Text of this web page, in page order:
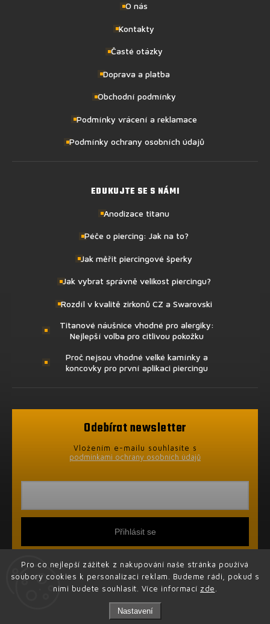
Pro co nejlepší zážitek z nakupování naše stránka používá
soubory cookies k personalizaci reklam. Budeme rádi, pokud s
nimi budete souhlasit. Více informací zde
Nastavení
O nás
Kontakty
Časté otázky
Doprava a platba
Obchodní podmínky
Podmínky vrácení a reklamace
Podmínky ochrany osobních údajů
EDUKUJTE SE S NÁMI
Anodizace titanu
Péče o piercing: Jak na to?
Jak měřit piercingové šperky
Jak vybrat správně velikost piercingu?
Rozdíl v kvalitě zirkonů CZ a Swarovski
Titanové náušnice vhodné pro alergiky:
Nejlepší volba pro citlivou pokožku
Proč nejsou vhodné velké kamínky a
koncovky pro první aplikaci piercingu
Odebírat newsletter
Vložením e-mailu souhlasíte s
podmínkami ochrany osobních údajů
Přihlásit se